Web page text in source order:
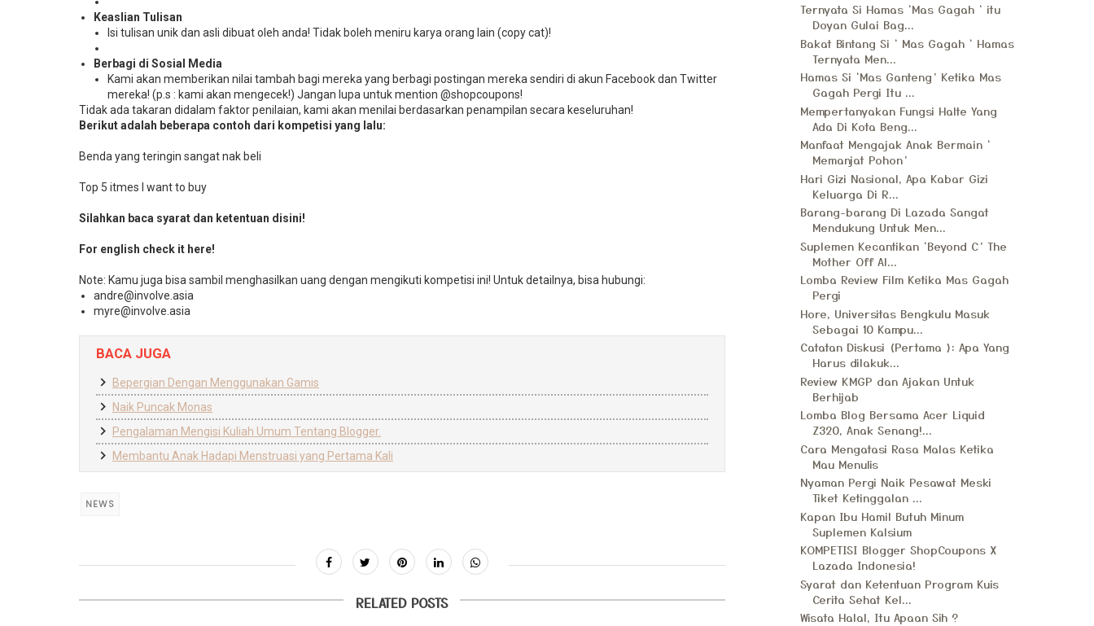
Keaslian Tulisan
Isi tulisan unik dan asli dibuat oleh anda! Tidak boleh meniru karya orang lain (copy cat)!
Berbagi di Sosial Media
Kami akan memberikan nilai tambah bagi mereka yang berbagi postingan mereka sendiri di akun Facebook dan Twitter
mereka! (p.s : kami akan mengecek!) Jangan lupa untuk mention @shopcoupons!
Tidak ada takaran didalam faktor penilaian, kami akan menilai berdasarkan penampilan secara keseluruhan!
Berikut adalah beberapa contoh dari kompetisi yang lalu:
Benda yang teringin sangat nak beli
Top 5 itmes I want to buy
Silahkan baca syarat dan ketentuan disini!
For english check it here!
Note: Kamu juga bisa sambil menghasilkan uang dengan mengikuti kompetisi ini! Untuk detailnya, bisa hubungi:
andre@involve.asia
myre@involve.asia
BACA JUGA
Bepergian Dengan Menggunakan Gamis
Naik Puncak Monas
Pengalaman Mengisi Kuliah Umum Tentang Blogger.
Membantu Anak Hadapi Menstruasi yang Pertama Kali
NEWS
RELATED POSTS
Ternyata Si Hamas ‘Mas Gagah ‘ itu
Doyan Gulai Bag...
Bakat Bintang Si ‘ Mas Gagah ‘ Hamas
Ternyata Men...
Hamas Si ‘Mas Ganteng’ Ketika Mas
Gagah Pergi Itu ...
Mempertanyakan Fungsi Halte Yang
Ada Di Kota Beng...
Manfaat Mengajak Anak Bermain ‘
Memanjat Pohon’
Hari Gizi Nasional, Apa Kabar Gizi
Keluarga Di R...
Barang-barang Di Lazada Sangat
Mendukung Untuk Men...
Suplemen Kecantikan ‘Beyond C’ The
Mother Off Al...
Lomba Review Film Ketika Mas Gagah
Pergi
Hore, Universitas Bengkulu Masuk
Sebagai 10 Kampu...
Catatan Diskusi (Pertama ): Apa Yang
Harus dilakuk...
Review KMGP dan Ajakan Untuk
Berhijab
Lomba Blog Bersama Acer Liquid
Z320, Anak Senang!...
Cara Mengatasi Rasa Malas Ketika
Mau Menulis
Nyaman Pergi Naik Pesawat Meski
Tiket Ketinggalan ...
Kapan Ibu Hamil Butuh Minum
Suplemen Kalsium
KOMPETISI Blogger ShopCoupons X
Lazada Indonesia!
Syarat dan Ketentuan Program Kuis
Cerita Sehat Kel...
Wisata Halal, Itu Apaan Sih ?